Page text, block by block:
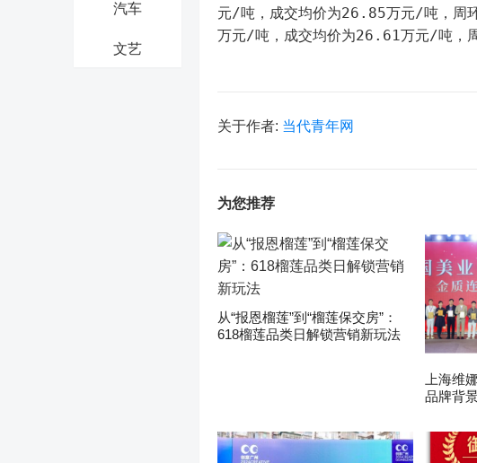
汽车
文艺
元/吨，成交均价为26.85万元/吨，周
万元/吨，成交均价为26.61万元/吨，
关于作者: 当代青年网
为您推荐
从“报恩榴莲”到“榴莲保交房”：
618榴莲品类日解锁营销新玩法
上海维
品牌背